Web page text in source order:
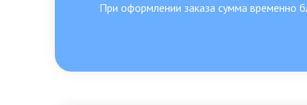
При оформлении заказа сумма временно